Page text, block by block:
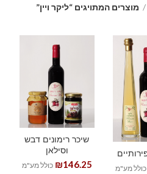
מוצרים המתויגים “ליקר ויין”
כולל מע"מ
שיכר רימונים דבש
וסילאן
₪146.25 כולל מע"מ